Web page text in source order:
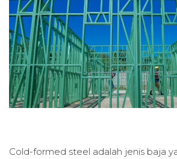
Cold-formed steel adalah jenis baja